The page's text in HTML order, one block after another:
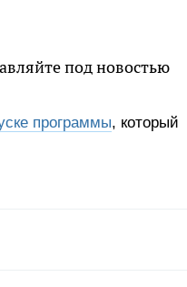
под новостью
программы, который